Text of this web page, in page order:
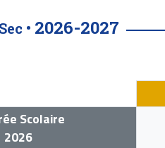
• 2026-2027
Scolaire
2026